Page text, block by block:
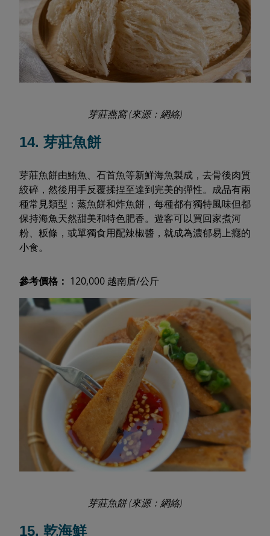
芽莊燕窩 (來源：網絡)
14. 芽莊魚餅
芽莊魚餅由鮪魚、石首魚等新鮮海魚製成，去骨後肉質
絞碎，然後用手反覆揉捏至達到完美的彈性。成品有兩
種常見類型：蒸魚餅和炸魚餅，每種都有獨特風味但都
保持海魚天然甜美和特色肥香。遊客可以買回家煮河
粉、粄條，或單獨食用配辣椒醬，就成為濃郁易上癮的
小食。
參考價格： 120,000 越南盾/公斤
芽莊魚餅 (來源：網絡)
15. 乾海鮮